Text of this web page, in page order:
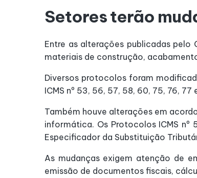
Setores terão
Entre as alterações publicadas
materiais de construção,
Diversos protocolos foram
ICMS nº 53, 56, 57, 58, 60, 75, 76, 77
Também houve alterações em
informática. Os Protocolos ICMS
Especificador da Substituição
As mudanças exigem atenção de
emissão de documentos fiscais,